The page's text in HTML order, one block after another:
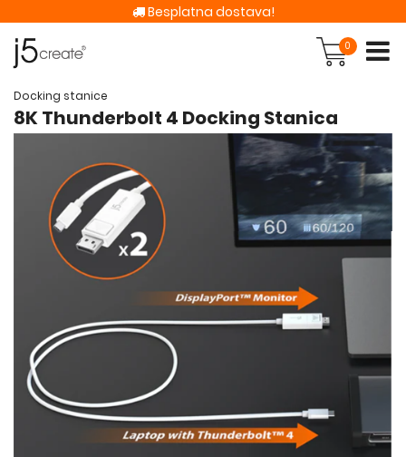
Besplatna dostava!
0
Docking stanice
8K Thunderbolt 4 Docking Stanica